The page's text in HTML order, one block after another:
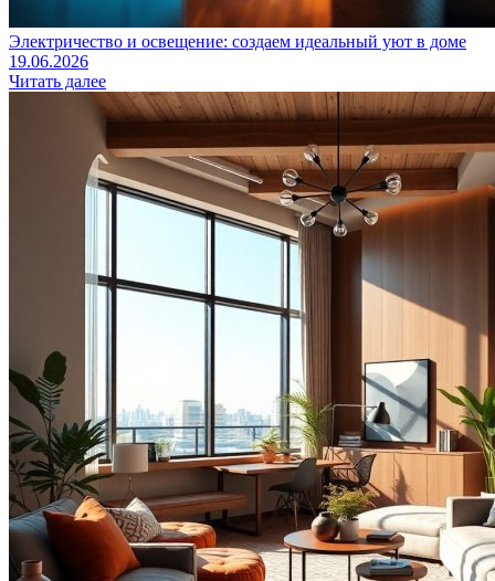
Электричество и освещение: создаем идеальный уют в доме
19.06.2026
Читать далее